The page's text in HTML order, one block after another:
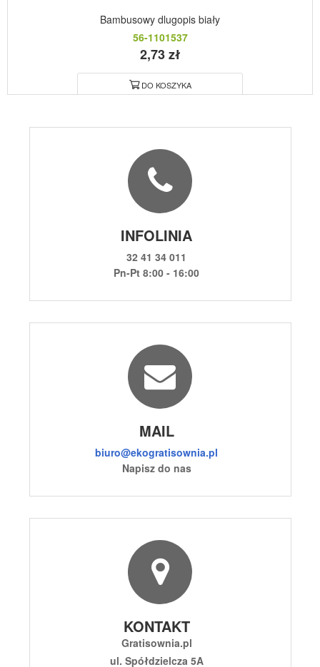
Bambusowy dlugopis biały
56-1101537
2,73 zł
DO KOSZYKA
INFOLINIA
32 41 34 011
Pn-Pt 8:00 - 16:00
MAIL
biuro@ekogratisownia.pl
Napisz do nas
KONTAKT
Gratisownia.pl
ul. Spółdzielcza 5A